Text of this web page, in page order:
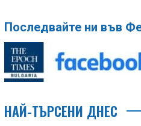
Последвайте ни във
НАЙ-ТЪРСЕНИ ДНЕС